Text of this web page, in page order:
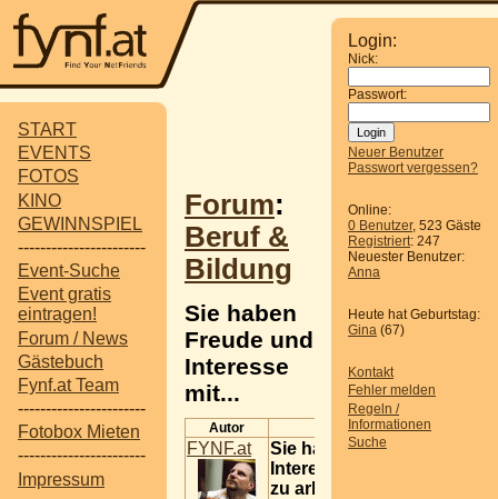
START
EVENTS
FOTOS
KINO
GEWINNSPIEL
-----------------------
Event-Suche
Event gratis
eintragen!
Forum / News
Gästebuch
Fynf.at Team
-----------------------
Fotobox Mieten
-----------------------
Impressum
Login:
Nick:
Passwort:
Neuer Benutzer
Passwort vergessen?
Online:
0 Benutzer, 523 Gäste
Registriert: 247
Neuester Benutzer:
Anna
Heute hat Geburtstag:
Gina (67)
Kontakt
Fehler melden
Regeln /
Informationen
Suche
Forum:
Beruf &
Bildung
Sie haben
Freude und
Interesse
mit...
Autor Beitrag
FYNF.at
Sie haben Freude und
Interesse mit Menschen
zu arb